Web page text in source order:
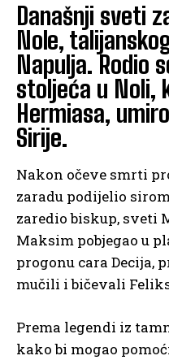
Današnji sveti
Nole,
Napulja. Rodio
stoljeća u Noli,
Hermiasa,
Sirije.
Nakon očeve smrti
zaradu podijelio
zaredio biskup, sveti
Maksim pobjegao u
progonu cara Decija,
mučili i bičevali
Prema legendi iz
kako bi mogao